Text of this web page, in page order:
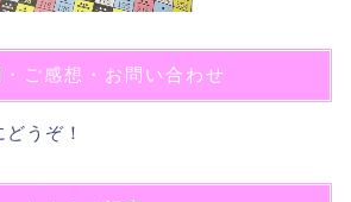
・ご感想・お問い合わせ
うぞ！